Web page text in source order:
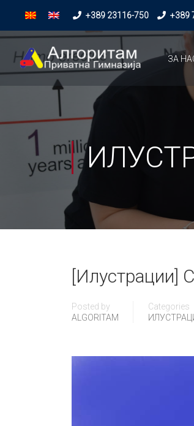
+389 23116-750 +389
ЗА
[Илустрации]
Posted by
ALGORITAM
Categories